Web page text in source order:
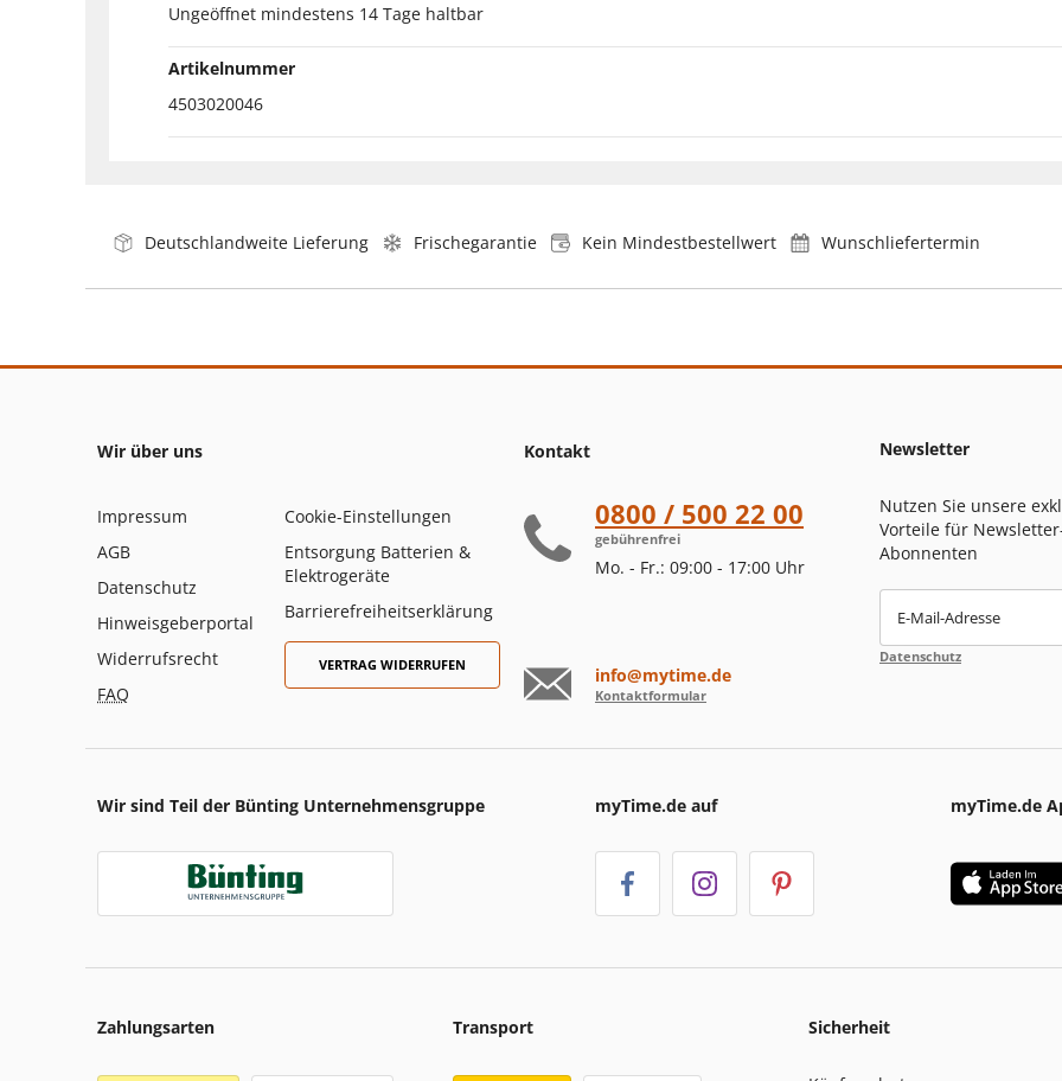
Ungeöffnet mindestens 14 Tage haltbar
Artikelnummer
4503020046
Deutschlandweite Lieferung Frischegarantie Kein Mindestbestellwert Wunschliefertermin
Wir über uns
Impressum
AGB
Datenschutz
Hinweisgeberportal
Widerrufsrecht
FAQ
Cookie-Einstellungen
Entsorgung Batterien &
Elektrogeräte
Barrierefreiheitserklärung
VERTRAG WIDERRUFEN
Kontakt
0800 / 500 22 00
gebührenfrei
Mo. - Fr.: 09:00 - 17:00 Uhr
info@mytime.de
Kontaktformular
Newsletter
Nutzen Sie unsere
Vorteile für
Abonnenten
E-Mail-Adresse
Datenschutz
Wir sind Teil der Bünting Unternehmensgruppe myTime.de auf myTime.de
Zahlungsarten Transport Sicherheit